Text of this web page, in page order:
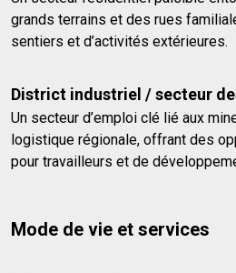
grands terrains et des rues
sentiers et d’activités extérieures.
District industriel / secteur
Un secteur d’emploi clé lié aux
logistique régionale, offrant des
pour travailleurs et de
Mode de vie et services